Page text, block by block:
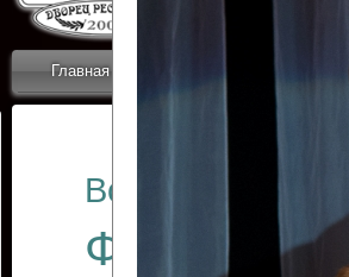
Главная
Все отчеты
Финал